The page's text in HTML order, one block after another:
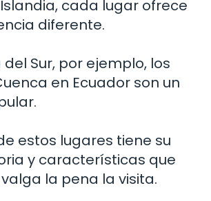
cada lugar ofrece
diferente.
del Sur, por ejemplo, los
en Ecuador son un
estos lugares tiene su
y características que
la pena la visita.